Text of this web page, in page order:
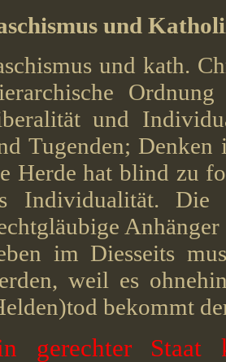
und
und kath.
und
Tugenden;
Herde hat blind zu
Individualität. Die
im Diesseits
weil es
bekommt
gerechter Staat